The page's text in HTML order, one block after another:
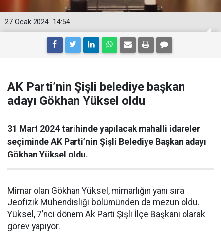
14:54
27 Ocak 2024
AK Parti’nin Şişli belediye başkan
adayı Gökhan Yüksel oldu
31 Mart 2024 tarihinde yapılacak mahalli idareler
seçiminde AK Parti’nin Şişli Belediye Başkan adayı
Gökhan Yüksel oldu.
Mimar olan Gökhan Yüksel, mimarlığın yanı sıra
Jeofizik Mühendisliği bölümünden de mezun oldu.
Yüksel, 7’nci dönem Ak Parti Şişli İlçe Başkanı olarak
görev yapıyor.